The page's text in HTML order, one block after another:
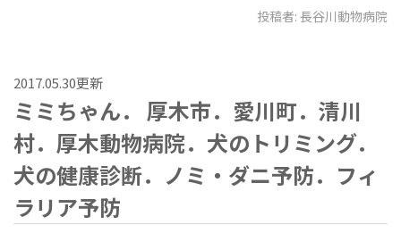
投稿者: 長谷川動物病院
2017.05.30更新
ミミちゃん． 厚木市．愛川町．清川
村．厚木動物病院．犬のトリミング．
犬の健康診断．ノミ・ダニ予防．フィ
ラリア予防